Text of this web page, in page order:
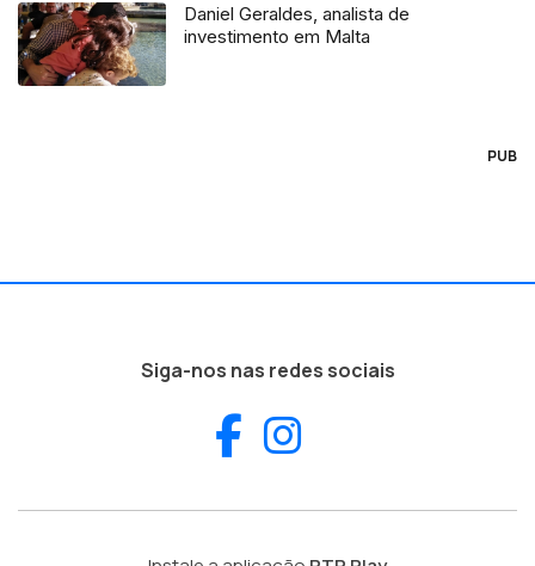
Daniel Geraldes, analista de
investimento em Malta
PUB
Siga-nos nas redes sociais
Facebook